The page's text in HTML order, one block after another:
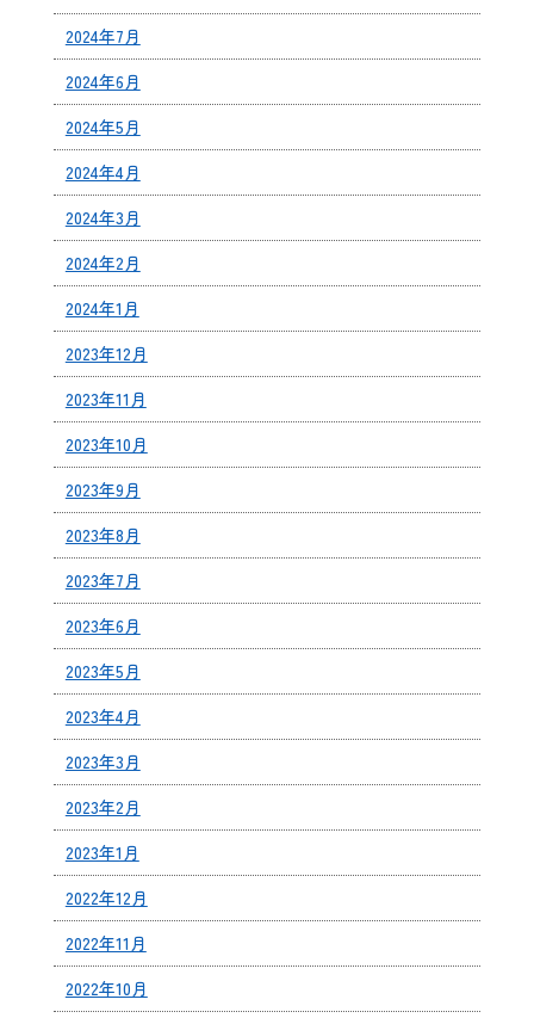
2024年7月
2024年6月
2024年5月
2024年4月
2024年3月
2024年2月
2024年1月
2023年12月
2023年11月
2023年10月
2023年9月
2023年8月
2023年7月
2023年6月
2023年5月
2023年4月
2023年3月
2023年2月
2023年1月
2022年12月
2022年11月
2022年10月